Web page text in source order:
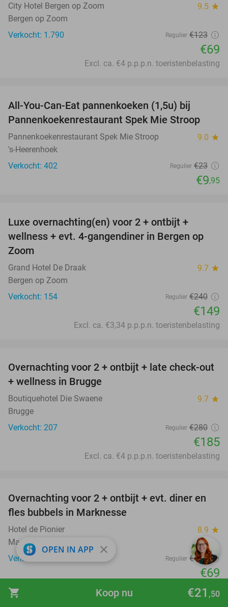
shopping_cart €21 ,50
Koop nu
City Hotel Bergen op Zoom 9.5 star
Bergen op Zoom
Verkocht: 1.790
Regulier €123
€69
Excl. ca. €4 p.p.p.n. toeristenbelasting
All-You-Can-Eat pannenkoeken (1,5u) bij
Pannenkoekenrestaurant Spek Mie Stroop
Pannenkoekenrestaurant Spek Mie Stroop 9.0 star
's-Heerenhoek
Verkocht: 402
Regulier €23
€9,95
Luxe overnachting(en) voor 2 + ontbijt +
wellness + evt. 4-gangendiner in Bergen op
Zoom
Grand Hotel De Draak 9.7 star
Bergen op Zoom
Verkocht: 154
Regulier €240
€149
Excl. ca. €3,34 p.p.p.n. toeristenbelasting
34%
Overnachting voor 2 + ontbijt + late check-out
+ wellness in Brugge
Boutiquehotel Die Swaene 9.7 star
Brugge
Verkocht: 207
Regulier €280
€185
Excl. ca. €4 p.p.p.n. toeristenbelasting
37%
Overnachting voor 2 + ontbijt + evt. diner en
fles bubbels in Marknesse
Hotel de Pionier 8.9 star
Marknesse
Verkocht: 88
Regulier €110
€69
Inclusief alle bijkomende kosten
OPEN IN APP close